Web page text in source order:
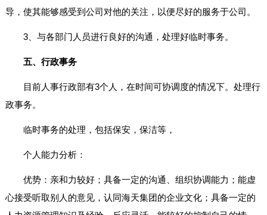
导，使其能够感受到公司对他的关注，以便尽好的服务于公司。
3、与各部门人员进行良好的沟通，处理好临时事务。
五、行政事务
目前人事行政部有3个人，在时间可协调度的情况下。处理行
政事务。
临时事务的处理，包括保安，保洁等，
个人能力分析：
优势：亲和力较好；具备一定的沟通、组织协调能力；能虚
心接受听取别人的意见，认同海天集团的企业文化；具备一定的